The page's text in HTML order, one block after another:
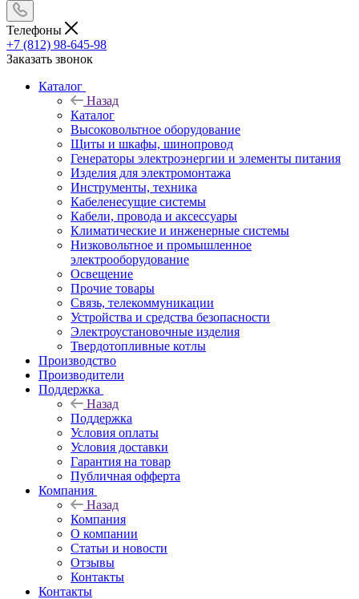
Телефоны
+7 (812) 98-645-98
Заказать звонок
Каталог
Назад
Каталог
Высоковольтное оборудование
Щиты и шкафы, шинопровод
Генераторы электроэнергии и элементы питания
Изделия для электромонтажа
Инструменты, техника
Кабеленесущие системы
Кабели, провода и аксессуары
Климатические и инженерные системы
Низковольтное и промышленное
электрооборудование
Освещение
Прочие товары
Связь, телекоммуникации
Устройства и средства безопасности
Электроустановочные изделия
Твердотопливные котлы
Производство
Производители
Поддержка
Назад
Поддержка
Условия оплаты
Условия доставки
Гарантия на товар
Публичная офферта
Компания
Назад
Компания
О компании
Статьи и новости
Отзывы
Контакты
Контакты